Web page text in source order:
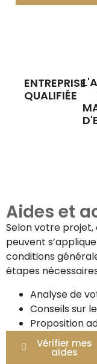
ENTREPRISE
QUALIFIÉE
Aides et
Selon votre projet,
peuvent
conditions
étapes
Analyse de
Conseils sur
Proposition
Vérifier mes
aides